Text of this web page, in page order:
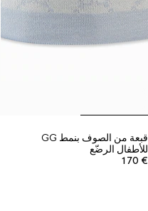
قبعة من الصوف بنمط GG
للأطفال الرضّع
€ 170